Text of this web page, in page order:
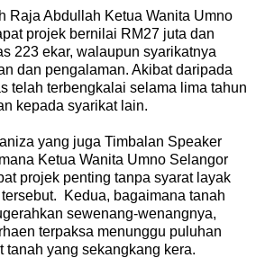
Raja Abdullah Ketua Wanita Umno
projek bernilai RM27 juta dan
223 ekar, walaupun syarikatnya
dan pengalaman. Akibat daripada
telah terbengkalai selama lima tahun
kepada syarikat lain.
yang juga Timbalan Speaker
Ketua Wanita Umno Selangor
projek penting tanpa syarat layak
Kedua, bagaimana tanah
sewenang-wenangnya,
terpaksa menunggu puluhan
tanah yang sekangkang kera.